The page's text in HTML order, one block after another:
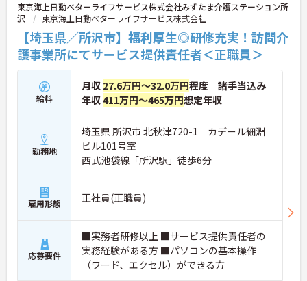
東京海上日動ベターライフサービス株式会社みずたま介護ステーション所
沢
東京海上日動ベターライフサービス株式会社
【埼玉県／所沢市】福利厚生◎研修充実！訪問介
護事業所にてサービス提供責任者＜正職員＞
給料
月収 27.6万円～32.0万円程度 諸手当込み
年収411万円～465万円想定年収
勤務地
埼玉県 所沢市 北秋津720-1 カデール細淵
ビル101号室
西武池袋線「所沢駅」徒歩6分
雇用形態 正社員(正職員)
応募要件
■実務者研修以上 ■サービス提供責任者の
実務経験がある方 ■パソコンの基本操作
（ワード、エクセル）ができる方